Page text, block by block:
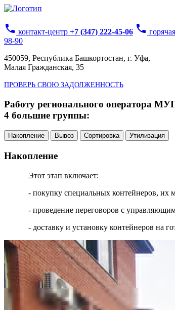
phone контакт-центр +7 (347) 222-45-06 phone
98-90
450059, Республика Башкортостан, г. Уфа,
Малая Гражданская, 35
ПРОВЕРЬ СВОЮ ЗАДОЛЖЕННОСТЬ
Работу регионального оператора
4 большие группы:
Накопление Вывоз Сортировка Утилизация
Накопление
Этот этап включает:
- покупку специальных контейнеров, их
- проведение переговоров с
- доставку и установку контейнеров на